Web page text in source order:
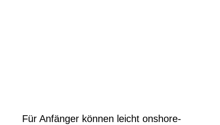
Für Anfänger können leicht onshore-